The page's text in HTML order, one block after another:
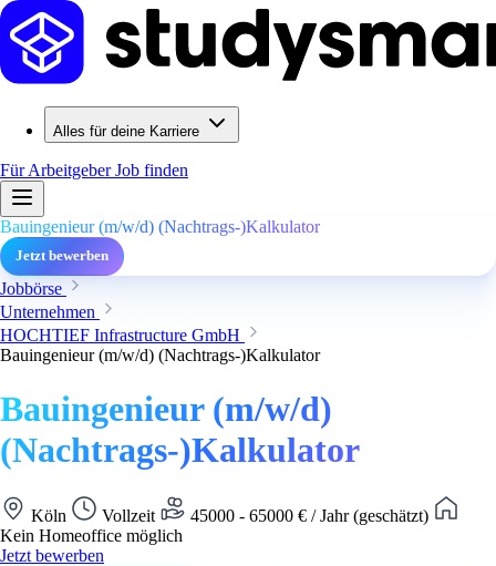
Alles für deine Karriere
Für ArbeitgeberJob finden
Bauingenieur (m/w/d) (Nachtrags-)Kalkulator
Jetzt bewerben
Jobbörse
Unternehmen
HOCHTIEF Infrastructure GmbH
Bauingenieur (m/w/d) (Nachtrags-)Kalkulator
Bauingenieur (m/w/d)
(Nachtrags-)Kalkulator
Köln Vollzeit
45000 - 65000 € / Jahr (geschätzt)
Kein Homeoffice möglich
Jetzt bewerben